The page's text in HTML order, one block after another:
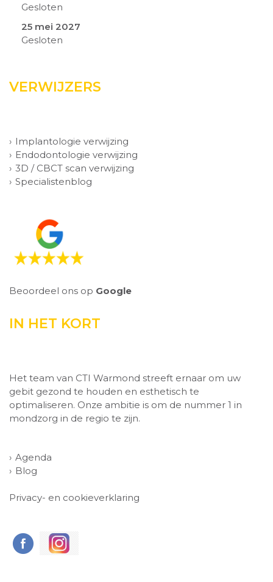
Gesloten
25 mei 2027
Gesloten
VERWIJZERS
Implantologie verwijzing
Endodontologie verwijzing
3D / CBCT scan verwijzing
Specialistenblog
Beoordeel ons op Google
IN HET KORT
Het team van CTI Warmond streeft ernaar om uw
gebit gezond te houden en esthetisch te
optimaliseren. Onze ambitie is om de nummer 1 in
mondzorg in de regio te zijn.
Agenda
Blog
Privacy- en cookieverklaring